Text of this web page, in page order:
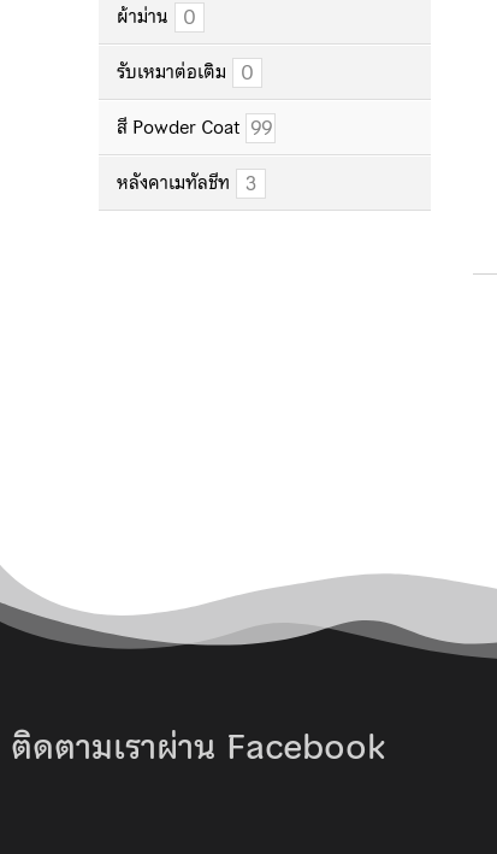
ผ้าม่าน 0
รับเหมาต่อเติม 0
สี Powder Coat 99
หลังคาเมทัลชีท 3
ติดตามเราผ่าน Facebook